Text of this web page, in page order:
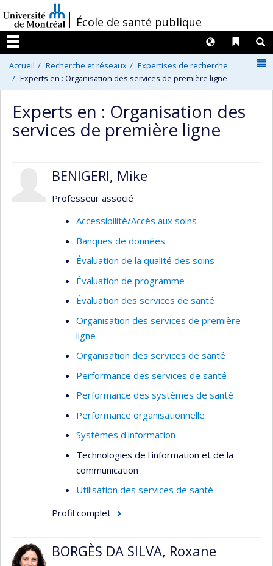
au
contenu
/École de santé publique
Menu
Liens
Langues
Accueil Recherche et réseaux
Expertises de recherche
Experts en : Organisation des services de première ligne
Experts en : Organisation des
services de première ligne
BENIGERI, Mike
Professeur associé
Accessibilité/Accès aux soins
Banques de données
Évaluation de la qualité des soins
Évaluation de programme
Évaluation des services de santé
Organisation des services de première
ligne
Organisation des services de santé
Performance des services de santé
Performance des systèmes de santé
Performance organisationnelle
Systèmes d'information
Technologies de l'information et de la
communication
Utilisation des services de santé
Profil complet
BORGÈS DA SILVA, Roxane